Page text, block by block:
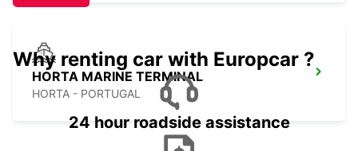
HORTA MARINE TERMINAL
HORTA - PORTUGAL
Why renting car with Europcar ?
24 hour roadside assistance